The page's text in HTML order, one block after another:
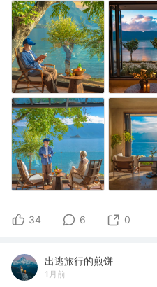
34 6 0
出逃旅行的煎饼
1月前